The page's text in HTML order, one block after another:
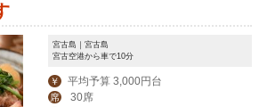
宮古島｜宮古島
宮古空港から車で10分
￥ 平均予算 3,000円台
席 30席